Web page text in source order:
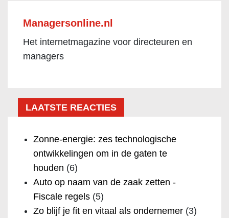
Managersonline.nl
Het internetmagazine voor directeuren en
managers
LAATSTE REACTIES
Zonne-energie: zes technologische
ontwikkelingen om in de gaten te
houden (6)
Auto op naam van de zaak zetten -
Fiscale regels (5)
Zo blijf je fit en vitaal als ondernemer (3)